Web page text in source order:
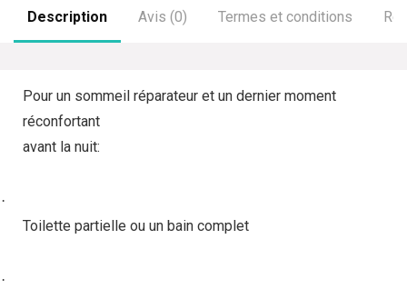
Description Avis (0) Termes et conditions
Pour un sommeil réparateur et un dernier moment
réconfortant
avant la nuit:
·
Toilette partielle ou un bain complet
·